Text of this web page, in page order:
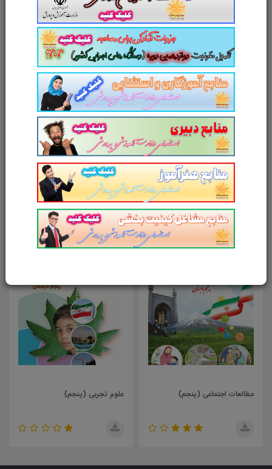
پست الکترونیک
آدرس وب‌سایت
امتیاز شما به محصول
ارسال دیدگاه انصراف
محصولات مرتبط
اجتماعی (پنجم) علوم تجربی (پنجم)